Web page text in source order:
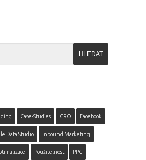
Case-Studies CRO Facebook
Data Studio Inbound Marketing
Použitelnost PPC